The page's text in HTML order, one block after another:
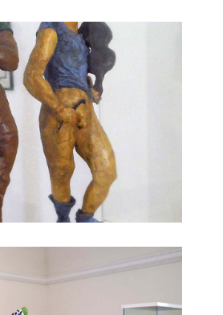
contemporanea